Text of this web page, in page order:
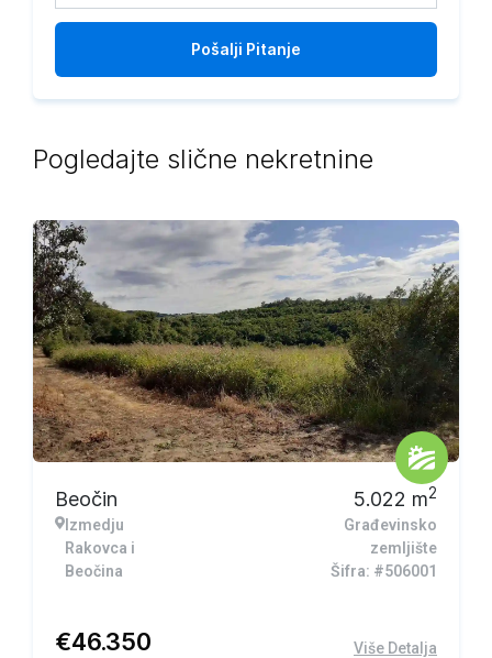
Pošalji Pitanje
Pogledajte slične nekretnine
Beočin
Izmedju
Rakovca i
Beočina
5.022 m2
Građevinsko
zemljište
Šifra: #506001
€46.350 Više Detalja